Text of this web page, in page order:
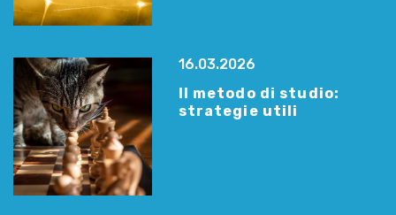
16.03.2026
Il metodo di studio:
strategie utili